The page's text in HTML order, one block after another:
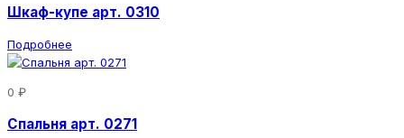
Шкаф-купе арт. 0310
Подробнее
0 ₽
Спальня арт. 0271